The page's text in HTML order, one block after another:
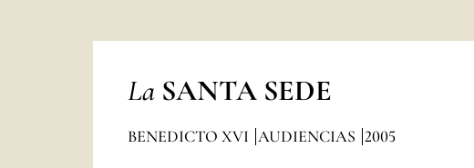
La SANTA SEDE
BENEDICTO XVI AUDIENCIAS 2005